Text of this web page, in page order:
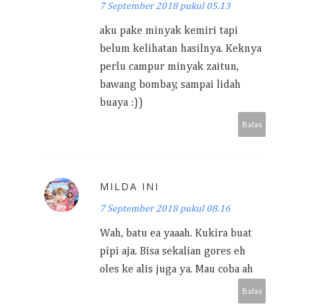
7 September 2018 pukul 05.13
aku pake minyak kemiri tapi
belum kelihatan hasilnya. Keknya
perlu campur minyak zaitun,
bawang bombay, sampai lidah
buaya :))
Balas
MILDA INI
7 September 2018 pukul 08.16
Wah, batu ea yaaah. Kukira buat
pipi aja. Bisa sekalian gores eh
oles ke alis juga ya. Mau coba ah
Balas